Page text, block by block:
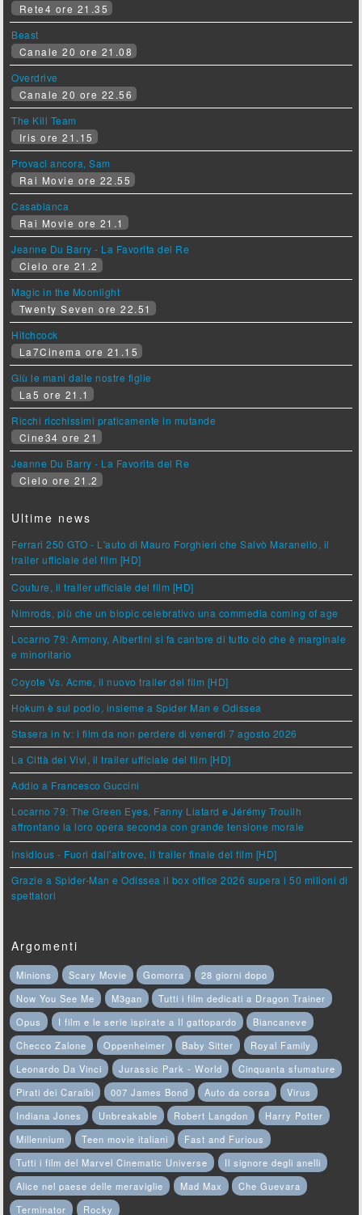
Rete4 ore 21.35
Beast
Canale 20 ore 21.08
Overdrive
Canale 20 ore 22.56
The Kill Team
Iris ore 21.15
Provaci ancora, Sam
Rai Movie ore 22.55
Casablanca
Rai Movie ore 21.1
Jeanne Du Barry - La Favorita del Re
Cielo ore 21.2
Magic in the Moonlight
Twenty Seven ore 22.51
Hitchcock
La7Cinema ore 21.15
Giù le mani dalle nostre figlie
La5 ore 21.1
Ricchi ricchissimi praticamente in mutande
Cine34 ore 21
Jeanne Du Barry - La Favorita del Re
Cielo ore 21.2
Ultime news
Ferrari 250 GTO - L'auto di Mauro Forghieri che Salvò Maranello, il
trailer ufficiale del film [HD]
Couture, il trailer ufficiale del film [HD]
Nimrods, più che un biopic celebrativo una commedia coming of age
Locarno 79: Armony, Albertini si fa cantore di tutto ciò che è marginale
e minoritario
Coyote Vs. Acme, il nuovo trailer del film [HD]
Hokum è sul podio, insieme a Spider Man e Odissea
Stasera in tv: i film da non perdere di venerdì 7 agosto 2026
La Città dei Vivi, il trailer ufficiale del film [HD]
Addio a Francesco Guccini
Locarno 79: The Green Eyes, Fanny Liatard e Jérémy Trouilh
affrontano la loro opera seconda con grande tensione morale
Insidious - Fuori dall'altrove, il trailer finale del film [HD]
Grazie a Spider-Man e Odissea il box office 2026 supera i 50 milioni di
spettatori
Argomenti
Minions Scary Movie Gomorra
28 giorni dopo
Now You See Me
M3gan
Tutti i film dedicati a Dragon Trainer
Opus
I film e le serie ispirate a Il gattopardo
Biancaneve
Checco Zalone
Oppenheimer Baby Sitter
Royal Family
Leonardo Da Vinci
Jurassic Park - World
Cinquanta sfumature
Pirati dei Caraibi
007 James Bond Auto da corsa
Virus
Indiana Jones
Unbreakable Robert Langdon
Harry Potter
Millennium
Teen movie italiani
Fast and Furious
Tutti i film del Marvel Cinematic Universe
Il signore degli anelli
Alice nel paese delle meraviglie
Mad Max
Che Guevara
Terminator
Rocky